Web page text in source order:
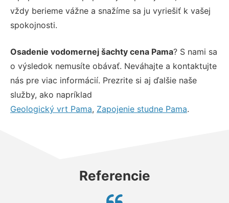
vždy berieme vážne a snažíme sa ju vyriešiť k vašej
spokojnosti.
Osadenie vodomernej šachty cena Pama? S nami sa
o výsledok nemusíte obávať. Neváhajte a kontaktujte
nás pre viac informácií. Prezrite si aj ďalšie naše
služby, ako napríklad
Geologický vrt Pama, Zapojenie studne Pama.
Referencie